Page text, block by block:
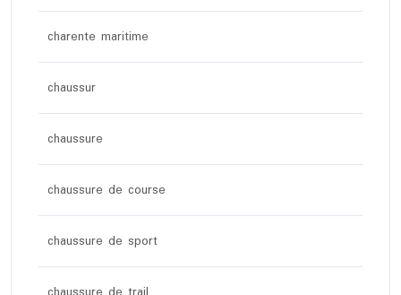
charente maritime
chaussur
chaussure
chaussure de course
chaussure de sport